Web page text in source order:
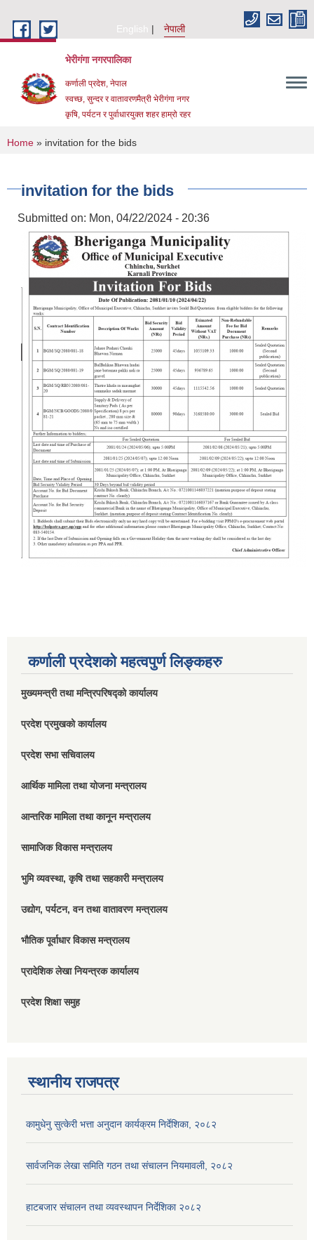
English
नेपाली
भेरीगंगा नगरपालिका
कर्णाली प्रदेश, नेपाल
स्वच्छ, सुन्दर र वातावरणमैत्री भेरीगंगा नगर
कृषि, पर्यटन र पुर्वाधारयुक्त शहर हाम्रो रहर
You are here
Home » invitation for the bids
invitation for the bids
Submitted on: Mon, 04/22/2024 - 20:36
कर्णाली प्रदेशको महत्वपुर्ण लिङ्कहरु
मुख्यमन्त्री तथा मन्त्रिपरिषद्को कार्यालय
प्रदेश प्रमुखको कार्यालय
प्रदेश सभा सचिवालय
आर्थिक मामिला तथा योजना मन्त्रालय
आन्तरिक मामिला तथा कानून मन्त्रालय
सामाजिक विकास मन्त्रालय
भुमि व्यवस्था, कृषि तथा सहकारी मन्त्रालय
उद्योग, पर्यटन, वन तथा वातावरण मन्त्रालय
भौतिक पूर्वाधार विकास मन्त्रालय
प्रादेशिक लेखा नियन्त्रक कार्यालय
प्रदेश शिक्षा समुह
स्थानीय राजपत्र
कामुधेनु सुत्केरी भत्ता अनुदान कार्यक्रम निर्देशिका, २०८२
सार्वजनिक लेखा समिति गठन तथा संचालन नियमावली, २०८२
हाटबजार संचालन तथा व्यवस्थापन निर्देशिका २०८२